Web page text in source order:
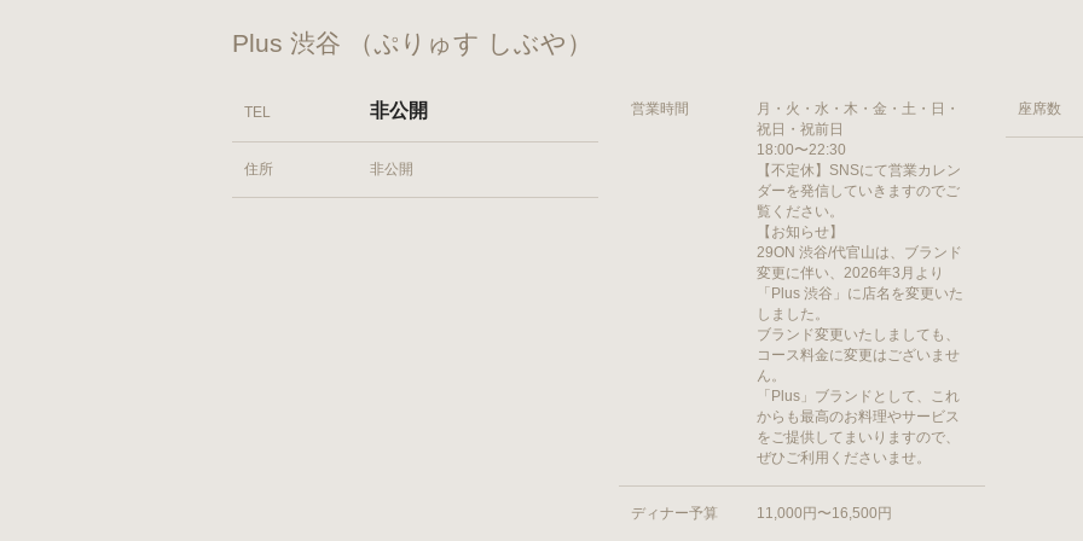
Plus 渋谷 （ぷりゅす しぶや）
TEL 非公開
住所 非公開
営業時間
月・火・水・木・金・土・日・
祝日・祝前日
18:00〜22:30
【不定休】SNSにて営業カレン
ダーを発信していきますのでご
覧ください。
【お知らせ】
29ON 渋谷/代官山は、ブランド
変更に伴い、2026年3月より
「Plus 渋谷」に店名を変更いた
しました。
ブランド変更いたしましても、
コース料金に変更はございませ
ん。
「Plus」ブランドとして、これ
からも最高のお料理やサービス
をご提供してまいりますので、
ぜひご利用くださいませ。
ディナー予算 11,000円〜16,500円
座席数